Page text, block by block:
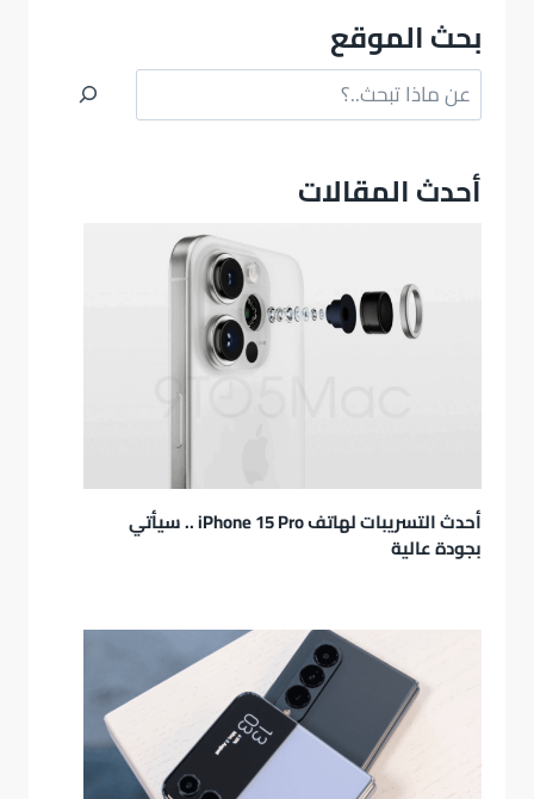
بحث الموقع
البحث
أحدث المقالات
أحدث التسريبات لهاتف iPhone 15 Pro .. سيأتي
بجودة عالية